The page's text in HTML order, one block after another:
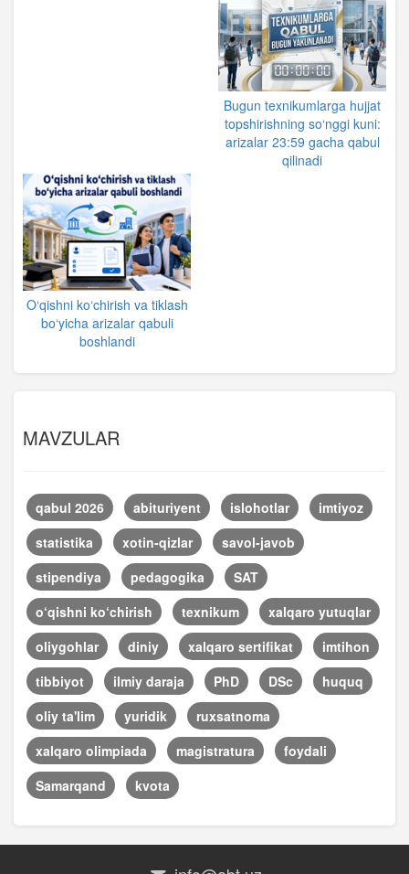
Bugun texnikumlarga hujjat
topshirishning so‘nggi kuni:
arizalar 23:59 gacha qabul
qilinadi
O‘qishni ko‘chirish va tiklash
bo‘yicha arizalar qabuli
boshlandi
MAVZULAR
qabul 2026 abituriyent islohotlar
imtiyoz
statistika
xotin-qizlar
savol-javob
stipendiya
pedagogika
SAT
o‘qishni ko‘chirish
texnikum
xalqaro yutuqlar
oliygohlar
diniy xalqaro sertifikat
imtihon
tibbiyot
ilmiy daraja PhD DSc
huquq
oliy ta'lim
yuridik
ruxsatnoma
xalqaro olimpiada
magistratura
foydali
Samarqand
kvota